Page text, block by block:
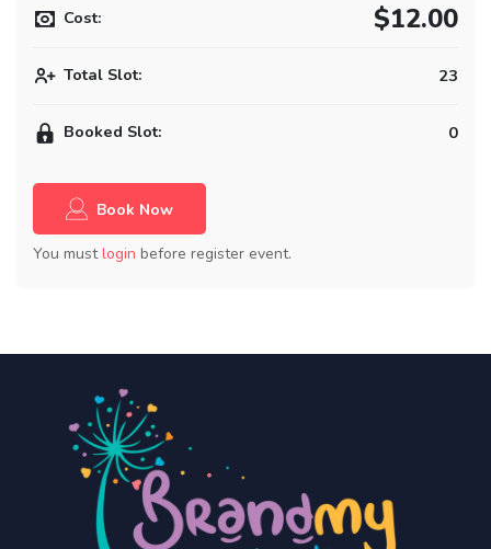
Cost: $12.00
Total Slot: 23
Booked Slot: 0
Book Now
You mustlogin before register event.